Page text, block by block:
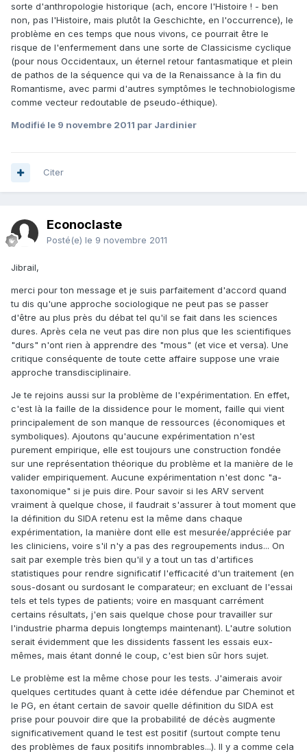
sorte d'anthropologie historique (ach, encore l'Histoire ! - ben
non, pas l'Histoire, mais plutôt la Geschichte, en l'occurrence), le
problème en ces temps que nous vivons, ce pourrait être le
risque de l'enfermement dans une sorte de Classicisme cyclique
(pour nous Occidentaux, un éternel retour fantasmatique et plein
de pathos de la séquence qui va de la Renaissance à la fin du
Romantisme, avec parmi d'autres symptômes le technobiologisme
comme vecteur redoutable de pseudo-éthique).
Modifié le 9 novembre 2011 par Jardinier
Citer
Econoclaste
Posté(e) le 9 novembre 2011
Jibrail,
merci pour ton message et je suis parfaitement d'accord quand
tu dis qu'une approche sociologique ne peut pas se passer
d'être au plus près du débat tel qu'il se fait dans les sciences
dures. Après cela ne veut pas dire non plus que les scientifiques
"durs" n'ont rien à apprendre des "mous" (et vice et versa). Une
critique conséquente de toute cette affaire suppose une vraie
approche transdisciplinaire.
Je te rejoins aussi sur la problème de l'expérimentation. En effet,
c'est là la faille de la dissidence pour le moment, faille qui vient
principalement de son manque de ressources (économiques et
symboliques). Ajoutons qu'aucune expérimentation n'est
purement empirique, elle est toujours une construction fondée
sur une représentation théorique du problème et la manière de le
valider empiriquement. Aucune expérimentation n'est donc "a-
taxonomique" si je puis dire. Pour savoir si les ARV servent
vraiment à quelque chose, il faudrait s'assurer à tout moment que
la définition du SIDA retenu est la même dans chaque
expérimentation, la manière dont elle est mesurée/appréciée par
les cliniciens, voire s'il n'y a pas des regroupements indus... On
sait par exemple très bien qu'il y a tout un tas d'artifices
statistiques pour rendre significatif l'efficacité d'un traitement (en
sous-dosant ou surdosant le comparateur; en excluant de l'essai
tels et tels types de patients; voire en masquant carrément
certains résultats, j'en sais quelque chose pour travailler sur
l'industrie pharma depuis longtemps maintenant). L'autre solution
serait évidemment que les dissidents fassent les essais eux-
mêmes, mais étant donné le coup, c'est bien sûr hors sujet.
Le problème est la même chose pour les tests. J'aimerais avoir
quelques certitudes quant à cette idée défendue par Cheminot et
le PG, en étant certain de savoir quelle définition du SIDA est
prise pour pouvoir dire que la probabilité de décès augmente
significativement quand le test est positif (surtout compte tenu
des problèmes de faux positifs innombrables...). Il y a comme cela